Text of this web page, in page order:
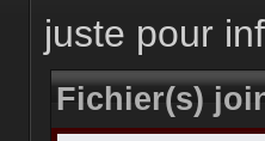
juste pour
Fichier(s)